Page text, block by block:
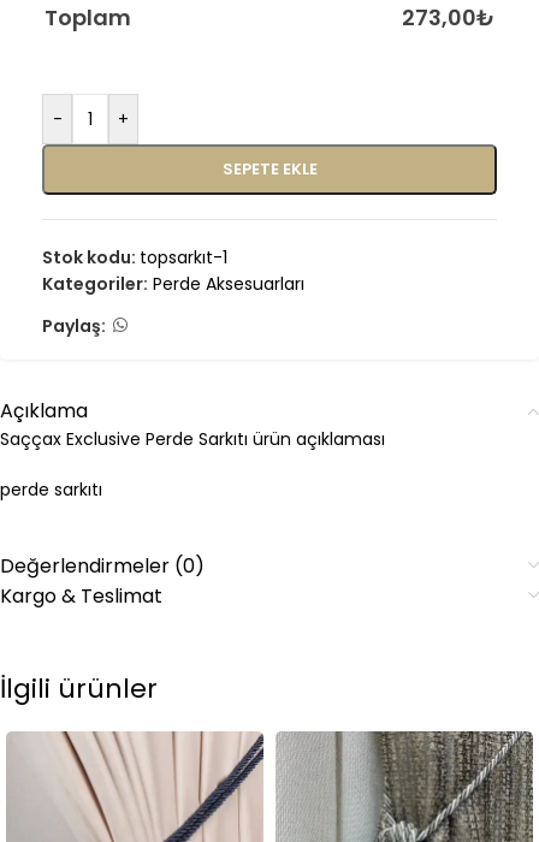
Toplam 273,00₺
- +
SEPETE EKLE
Stok kodu: topsarkıt-1
Kategoriler: Perde Aksesuarları
Paylaş:
Açıklama
Saççax Exclusive Perde Sarkıtı ürün açıklaması
perde sarkıtı
Değerlendirmeler (0)
Kargo & Teslimat
İlgili ürünler